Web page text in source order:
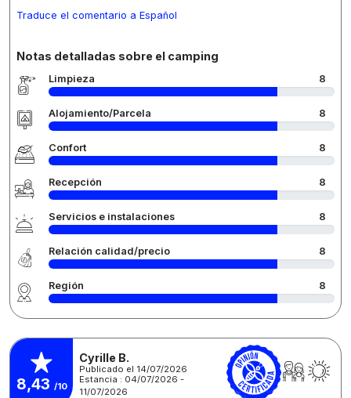
Traduce el comentario a Español
Notas detalladas sobre el camping
Limpieza 8
Alojamiento/Parcela 8
Confort 8
Recepción 8
Servicios e instalaciones 8
Relación calidad/precio 8
Región 8
8,43 /10
Cyrille B.
Publicado el 14/07/2026
Estancia : 04/07/2026 -
11/07/2026